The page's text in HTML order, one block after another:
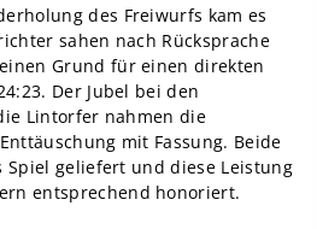
des Freiwurfs kam es
sahen nach Rücksprache
Grund für einen direkten
Der Jubel bei den
Lintorfer nahmen die
mit Fassung. Beide
Spiel geliefert und diese Leistung
entsprechend honoriert.